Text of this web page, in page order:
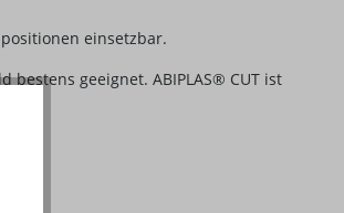
einsetzbar.
geeignet. ABIPLAS® CUT ist